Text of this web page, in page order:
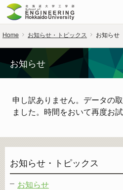
Home お知らせ・トピックス お知らせ
お知らせ
申し訳ありません。データの
ました。時間をおいて再度お試
お知らせ・トピックス
お知らせ